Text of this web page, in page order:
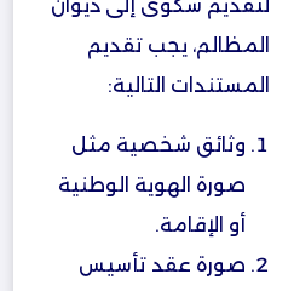
لتقديم شكوى إلى ديوان
المظالم، يجب تقديم
المستندات التالية:
وثائق شخصية مثل
صورة الهوية الوطنية
أو الإقامة.
صورة عقد تأسيس